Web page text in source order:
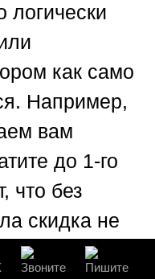
как само
Например,
вам
до 1-го
что без
скидка не
прямо это